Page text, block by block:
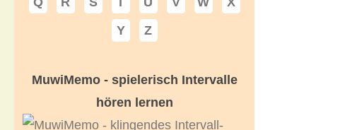
Y
Z
MuwiMemo - spielerisch Intervalle
hören lernen